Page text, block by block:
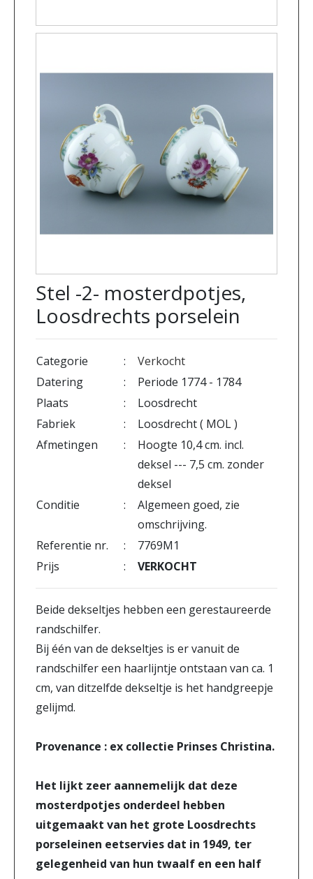
Stel -2- mosterdpotjes,
Loosdrechts porselein
Categorie :
Verkocht
Datering
:
Periode 1774 - 1784
Plaats
:
Loosdrecht
Fabriek
:
Loosdrecht ( MOL )
Afmetingen
:
Hoogte 10,4 cm. incl.
deksel --- 7,5 cm. zonder
deksel
Conditie
:
Algemeen goed, zie
omschrijving.
Referentie nr.
:
7769M1
Prijs
: VERKOCHT
Beide dekseltjes hebben een gerestaureerde
randschilfer.
Bij één van de dekseltjes is er vanuit de
randschilfer een haarlijntje ontstaan van ca. 1
cm, van ditzelfde dekseltje is het handgreepje
gelijmd.
Provenance : ex collectie Prinses Christina.
Het lijkt zeer aannemelijk dat deze
mosterdpotjes onderdeel hebben
uitgemaakt van het grote Loosdrechts
porseleinen eetservies dat in 1949, ter
gelegenheid van hun twaalf en een half